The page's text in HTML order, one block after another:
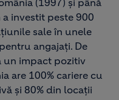
(1997) și până
investit peste 900
sale în unele
angajați. De
un impact pozitiv
are 100% cariere cu
și 80% din locații